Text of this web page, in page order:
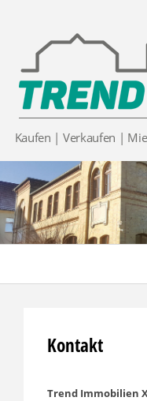
content
Kaufen | Verkaufen |
Kontakt
Trend Immobilien